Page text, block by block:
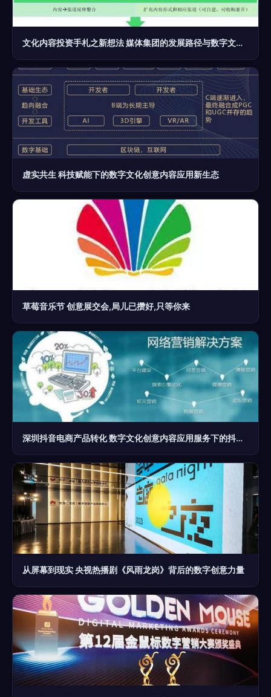
文化内容投资手札之新想法 媒体集团的发展路径与数字文化创意内容应用服务
虚实共生 科技赋能下的数字文化创意内容应用新生态
草莓音乐节 创意展交会,局儿已攒好,只等你来
深圳抖音电商产品转化 数字文化创意内容应用服务下的抖音代运营公司运营思路解析
从屏幕到现实 央视热播剧《风雨龙岗》背后的数字创意力量